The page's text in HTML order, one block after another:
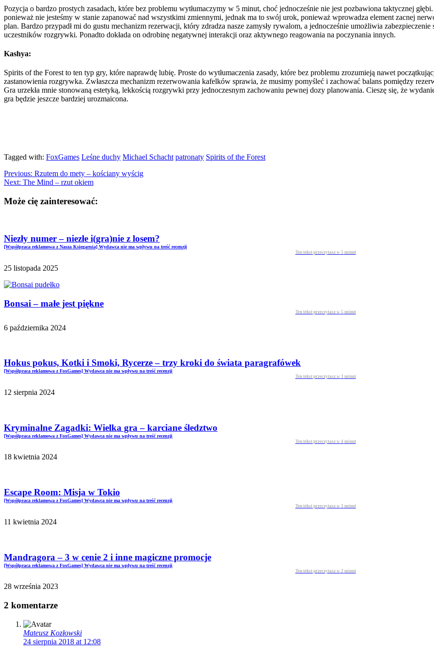
Pozycja o bardzo prostych zasadach, które bez problemu wytłumaczymy w 5 minut, choć jednocześnie nie jest pozbawiona taktycznej
ponieważ nie jesteśmy w stanie zapanować nad wszystkimi zmiennymi, jednak ma to swój urok, ponieważ wprowadza element zacnej
plan. Bardzo przypadł mi do gustu mechanizm rezerwacji, który zdradza nasze zamysły rywalom, a jednocześnie umożliwia
uczestników rozgrywki. Ponadto dokłada on odrobinę negatywnej interakcji oraz aktywnego reagowania na poczynania innych.
Kashya:
Spirits of the Forest to ten typ gry, które naprawdę lubię. Proste do wytłumaczenia zasady, które bez problemu zrozumieją nawet
zastanowienia rozgrywka. Zwłaszcza mechanizm rezerwowania kafelków sprawia, że musimy pomyśleć i zachować balans pomiędzy
Gra urzekła mnie stonowaną estetyką, lekkością rozgrywki przy jednoczesnym zachowaniu pewnej dozy planowania. Cieszę się, że
gra będzie jeszcze bardziej urozmaicona.
Tagged with: FoxGames Leśne duchy Michael Schacht patronaty Spirits of the Forest
Previous: Rzutem do mety – kościany wyścig
Next: The Mind – rzut okiem
Może cię zainteresować:
Niezły numer – niezłe i(gra)nie z losem?
[Współpraca reklamowa z Nasza Księgarnia] Wydawca nie ma wpływu na treść recenzji
Ten tekst przeczytasz w 5 minut
25 listopada 2025
Bonsai – małe jest piękne
Ten tekst przeczytasz w 5 minut
6 października 2024
Hokus pokus, Kotki i Smoki, Rycerze – trzy kroki do świata paragrafówek
[Współpraca reklamowa z FoxGames] Wydawca nie ma wpływu na treść recenzji
Ten tekst przeczytasz w 3 minut
12 sierpnia 2024
Kryminalne Zagadki: Wielka gra – karciane śledztwo
[Współpraca reklamowa z FoxGames] Wydawca nie ma wpływu na treść recenzji
Ten tekst przeczytasz w 4 minut
18 kwietnia 2024
Escape Room: Misja w Tokio
[Współpraca reklamowa z FoxGames] Wydawca nie ma wpływu na treść recenzji
Ten tekst przeczytasz w 3 minut
11 kwietnia 2024
Mandragora – 3 w cenie 2 i inne magiczne promocje
[Współpraca reklamowa z FoxGames] Wydawca nie ma wpływu na treść recenzji
Ten tekst przeczytasz w 2 minut
28 września 2023
2 komentarze
Mateusz Kozłowski
24 sierpnia 2018 at 12:08